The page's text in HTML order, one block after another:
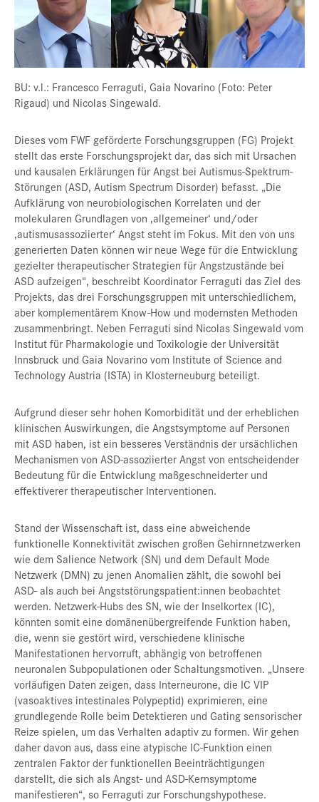
BU: v.l.: Francesco Ferraguti, Gaia Novarino (Foto: Peter
Rigaud) und Nicolas Singewald.
Dieses vom FWF geförderte Forschungsgruppen (FG) Projekt
stellt das erste Forschungsprojekt dar, das sich mit Ursachen
und kausalen Erklärungen für Angst bei Autismus-Spektrum-
Störungen (ASD, Autism Spectrum Disorder) befasst. „Die
Aufklärung von neurobiologischen Korrelaten und der
molekularen Grundlagen von ‚allgemeiner‘ und/oder
‚autismusassoziierter‘ Angst steht im Fokus. Mit den von uns
generierten Daten können wir neue Wege für die Entwicklung
gezielter therapeutischer Strategien für Angstzustände bei
ASD aufzeigen“, beschreibt Koordinator Ferraguti das Ziel des
Projekts, das drei Forschungsgruppen mit unterschiedlichem,
aber komplementärem Know-How und modernsten Methoden
zusammenbringt. Neben Ferraguti sind Nicolas Singewald vom
Institut für Pharmakologie und Toxikologie der Universität
Innsbruck und Gaia Novarino vom Institute of Science and
Technology Austria (ISTA) in Klosterneuburg beteiligt.
Aufgrund dieser sehr hohen Komorbidität und der erheblichen
klinischen Auswirkungen, die Angstsymptome auf Personen
mit ASD haben, ist ein besseres Verständnis der ursächlichen
Mechanismen von ASD-assoziierter Angst von entscheidender
Bedeutung für die Entwicklung maßgeschneiderter und
effektiverer therapeutischer Interventionen.
Stand der Wissenschaft ist, dass eine abweichende
funktionelle Konnektivität zwischen großen Gehirnnetzwerken
wie dem Salience Network (SN) und dem Default Mode
Netzwerk (DMN) zu jenen Anomalien zählt, die sowohl bei
ASD- als auch bei Angststörungspatient:innen beobachtet
werden. Netzwerk-Hubs des SN, wie der Inselkortex (IC),
könnten somit eine domänenübergreifende Funktion haben,
die, wenn sie gestört wird, verschiedene klinische
Manifestationen hervorruft, abhängig von betroffenen
neuronalen Subpopulationen oder Schaltungsmotiven. „Unsere
vorläufigen Daten zeigen, dass Interneurone, die IC VIP
(vasoaktives intestinales Polypeptid) exprimieren, eine
grundlegende Rolle beim Detektieren und Gating sensorischer
Reize spielen, um das Verhalten adaptiv zu formen. Wir gehen
daher davon aus, dass eine atypische IC-Funktion einen
zentralen Faktor der funktionellen Beeinträchtigungen
darstellt, die sich als Angst- und ASD-Kernsymptome
manifestieren“, so Ferraguti zur Forschungshypothese.